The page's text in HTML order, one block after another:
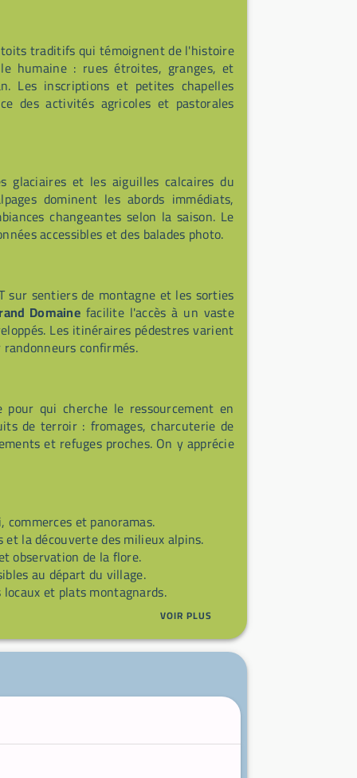
traditifs qui témoignent de l'histoire
humaine : rues étroites, granges, et
Les inscriptions et petites chapelles
des activités agricoles et pastorales
glaciaires et les aiguilles calcaires du
dominent les abords immédiats,
changeantes selon la saison. Le
accessibles et des balades photo.
sur sentiers de montagne et les sorties
Domainefacilite l'accès à un vaste
Les itinéraires pédestres varient
confirmés.
qui cherche le ressourcement en
de terroir : fromages, charcuterie de
et refuges proches. On y apprécie
et panoramas.
la découverte des milieux alpins.
observation de la flore.
au départ du village.
et plats montagnards.
VOIR PLUS